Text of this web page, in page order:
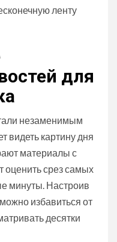
ленту
для
незаменимым
видеть картину дня
материалы с
оценить срез самых
минуты. Настроив
избавиться от
десятки